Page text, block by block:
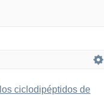
ciclodipéptidos de